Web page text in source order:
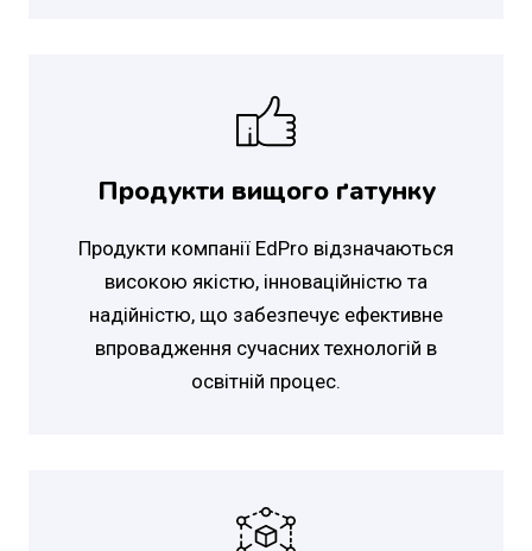
Продукти вищого ґатунку
Продукти компанії EdPro відзначаються
високою якістю, інноваційністю та
надійністю, що забезпечує ефективне
впровадження сучасних технологій в
освітній процес.